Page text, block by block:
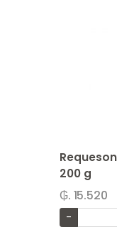
200 g
₲. 15.520
-